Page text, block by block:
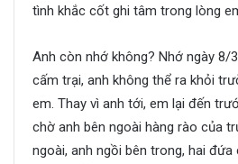
tình khắc cốt ghi tâm trong lòng
Anh còn nhớ không? Nhớ ngày 8/
cấm trại, anh không thể ra khỏi
em. Thay vì anh tới, em lại đến
chờ anh bên ngoài hàng rào của
ngoài, anh ngồi bên trong, hai